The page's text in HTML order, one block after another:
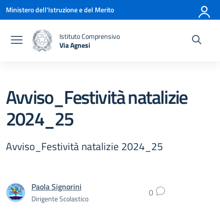
Vai ai contenuti
Vai al menu di navigazione
Vai al footer
Ministero dell'Istruzione e del Merito
Istituto Comprensivo
Via Agnesi
— Visita la pagina iniziale della scuola
Avviso_Festività natalizie
2024_25
Avviso_Festività natalizie 2024_25
Paola Signorini
Dirigente Scolastico 0